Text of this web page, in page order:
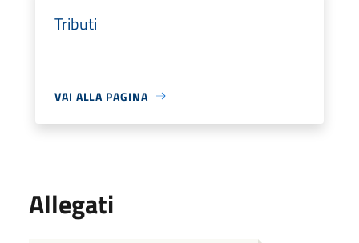
Tributi
VAI ALLA PAGINA
Allegati